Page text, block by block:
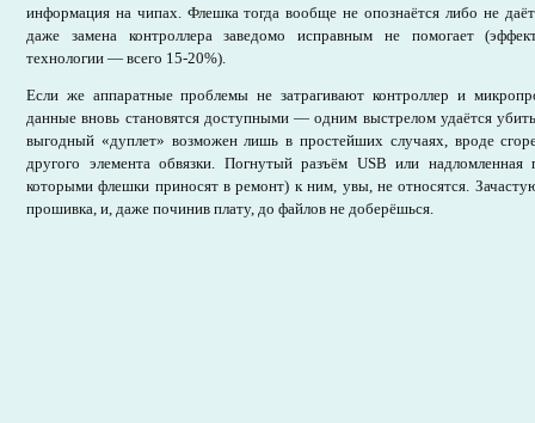
информация на чипах. Флешка тогда вообще не опознаётся либо не
даже замена контроллера заведомо исправным не помогает
технологии — всего 15-20%).
Если же аппаратные проблемы не затрагивают контроллер и
данные вновь становятся доступными — одним выстрелом удаётся
выгодный «дуплет» возможен лишь в простейших случаях, вроде
другого элемента обвязки. Погнутый разъём USB или
которыми флешки приносят в ремонт) к ним, увы, не относятся.
прошивка, и, даже починив плату, до файлов не доберёшься.